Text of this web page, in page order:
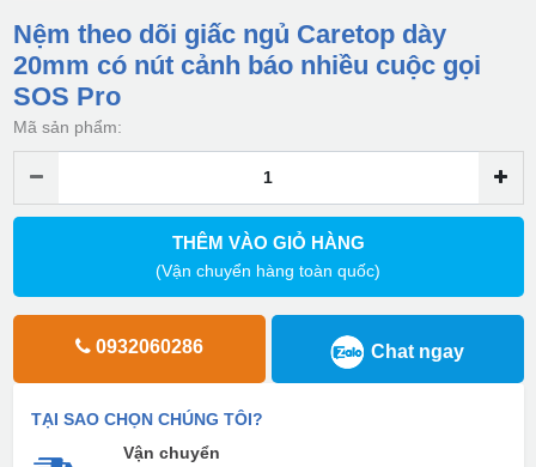
Nệm theo dõi giấc ngủ Caretop dày
20mm có nút cảnh báo nhiều cuộc gọi
SOS Pro
Mã sản phẩm:
THÊM VÀO GIỎ HÀNG
(Vận chuyển hàng toàn quốc)
0932060286 Chat ngay
TẠI SAO CHỌN CHÚNG TÔI?
Vận chuyển